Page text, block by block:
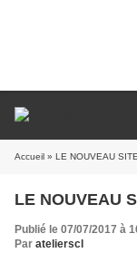
Accueil » LE NOUVEAU
LE NOUVEAU
Publié le 07/07/2017 à
Par atelierscl